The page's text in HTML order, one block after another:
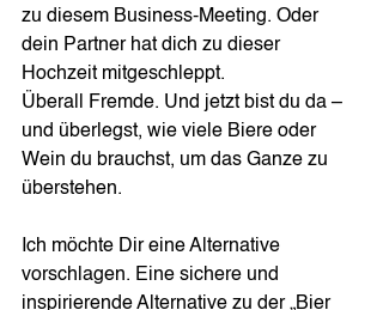
zu diesem Business-Meeting. Oder
dein Partner hat dich zu dieser
Hochzeit mitgeschleppt.
Überall Fremde. Und jetzt bist du da –
und überlegst, wie viele Biere oder
Wein du brauchst, um das Ganze zu
überstehen.
Ich möchte Dir eine Alternative
vorschlagen. Eine sichere und
inspirierende Alternative zu der „Bier